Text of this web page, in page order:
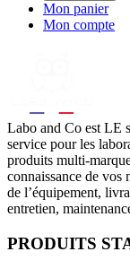
Mon panier
Mon compte
Labo and Co est LE
service pour les
produits multi-
connaissance de vos
de l’équipement,
entretien,
PRODUITS